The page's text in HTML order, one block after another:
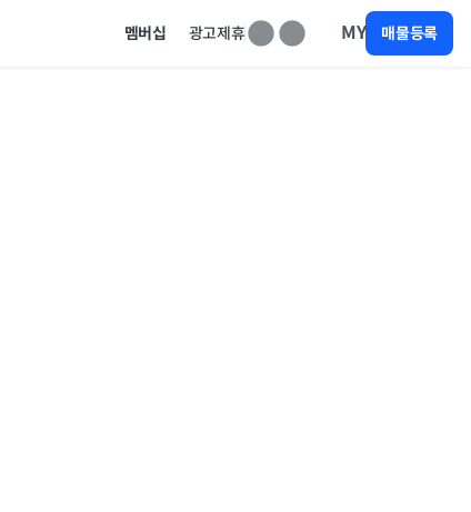
멤버십 광고제휴 MY 매물등록